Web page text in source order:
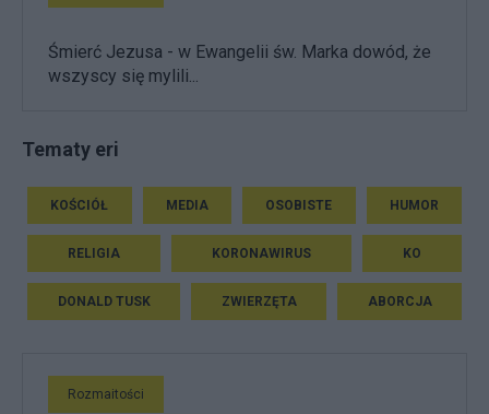
Śmierć Jezusa - w Ewangelii św. Marka dowód, że
wszyscy się mylili...
Tematy eri
KOŚCIÓŁ MEDIA OSOBISTE HUMOR
RELIGIA KORONAWIRUS KO
DONALD TUSK ZWIERZĘTA ABORCJA
Rozmaitości